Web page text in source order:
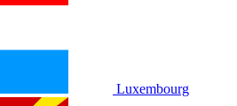
Luxembourg